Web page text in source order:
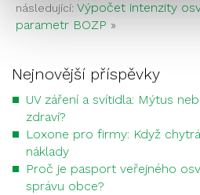
následující: Výpočet intenzity
parametr BOZP »
Nejnovější příspěvky
UV záření a svítidla: Mýtus
zdraví?
Loxone pro firmy: Když
náklady
Proč je pasport veřejného
správu obce?